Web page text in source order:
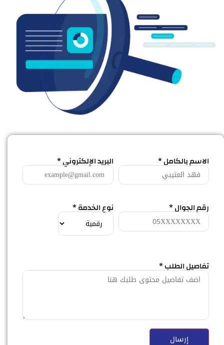
الاسم بالكامل * البريد الإلكتروني *
رقم الجوال * نوع الخدمة *
تفاصيل الطلب *